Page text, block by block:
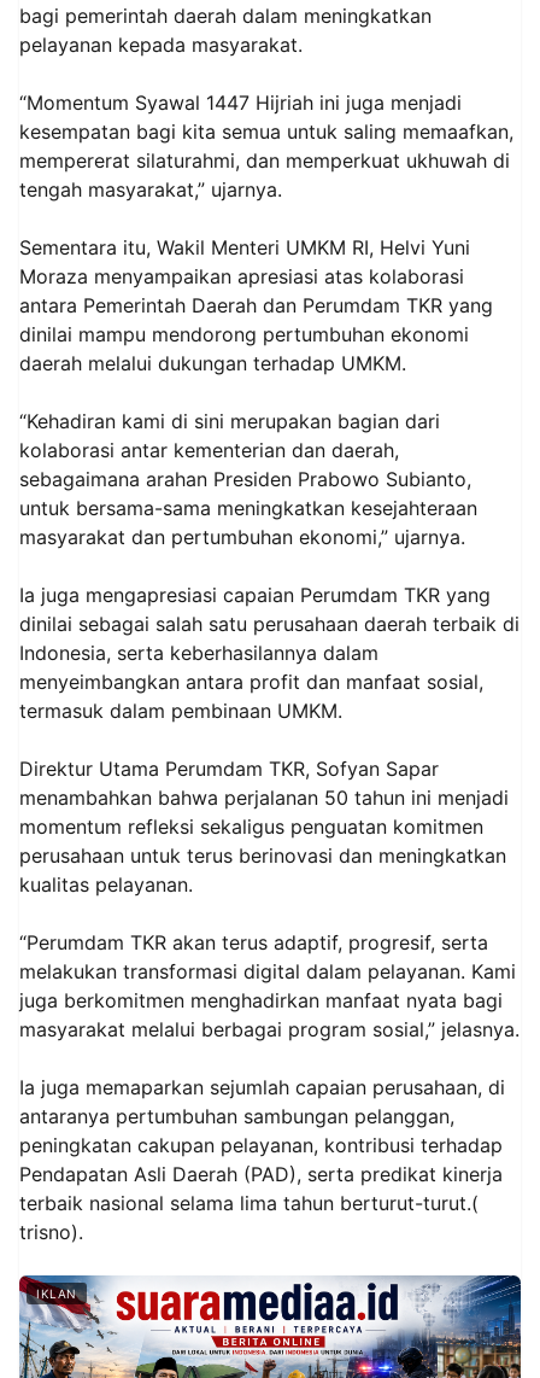
bagi pemerintah daerah dalam meningkatkan
pelayanan kepada masyarakat.
“Momentum Syawal 1447 Hijriah ini juga menjadi
kesempatan bagi kita semua untuk saling memaafkan,
mempererat silaturahmi, dan memperkuat ukhuwah di
tengah masyarakat,” ujarnya.
Sementara itu, Wakil Menteri UMKM RI, Helvi Yuni
Moraza menyampaikan apresiasi atas kolaborasi
antara Pemerintah Daerah dan Perumdam TKR yang
dinilai mampu mendorong pertumbuhan ekonomi
daerah melalui dukungan terhadap UMKM.
“Kehadiran kami di sini merupakan bagian dari
kolaborasi antar kementerian dan daerah,
sebagaimana arahan Presiden Prabowo Subianto,
untuk bersama-sama meningkatkan kesejahteraan
masyarakat dan pertumbuhan ekonomi,” ujarnya.
Ia juga mengapresiasi capaian Perumdam TKR yang
dinilai sebagai salah satu perusahaan daerah terbaik di
Indonesia, serta keberhasilannya dalam
menyeimbangkan antara profit dan manfaat sosial,
termasuk dalam pembinaan UMKM.
Direktur Utama Perumdam TKR, Sofyan Sapar
menambahkan bahwa perjalanan 50 tahun ini menjadi
momentum refleksi sekaligus penguatan komitmen
perusahaan untuk terus berinovasi dan meningkatkan
kualitas pelayanan.
“Perumdam TKR akan terus adaptif, progresif, serta
melakukan transformasi digital dalam pelayanan. Kami
juga berkomitmen menghadirkan manfaat nyata bagi
masyarakat melalui berbagai program sosial,” jelasnya.
Ia juga memaparkan sejumlah capaian perusahaan, di
antaranya pertumbuhan sambungan pelanggan,
peningkatan cakupan pelayanan, kontribusi terhadap
Pendapatan Asli Daerah (PAD), serta predikat kinerja
terbaik nasional selama lima tahun berturut-turut.(
trisno).
IKLAN